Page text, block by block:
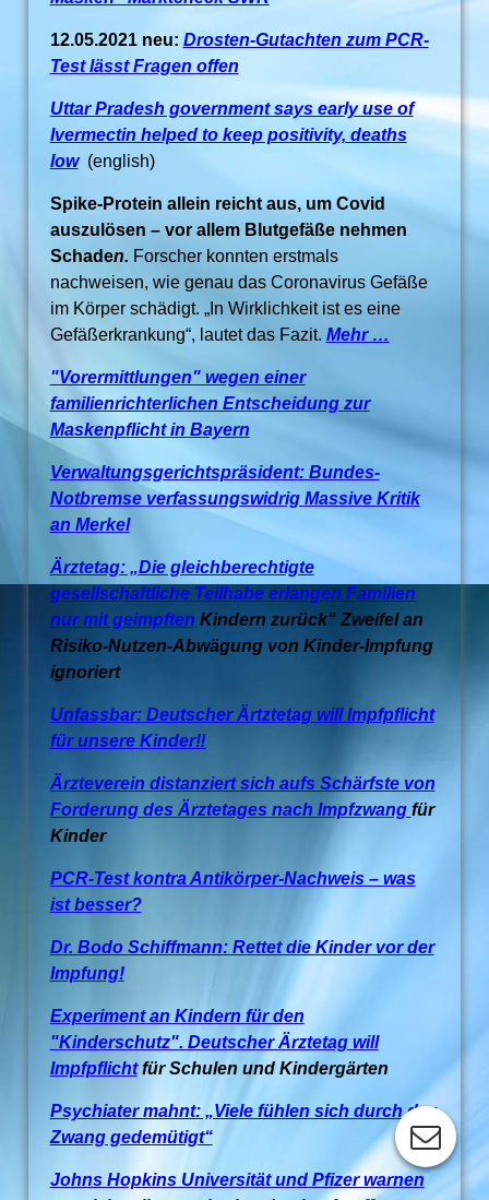
12.05.2021 neu: Drosten-Gutachten zum PCR-
Test lässt Fragen offen
Uttar Pradesh government says early use of
Ivermectin helped to keep positivity, deaths
low(english)
Spike-Protein allein reicht aus, um Covid
auszulösen – vor allem Blutgefäße nehmen
Schaden. Forscher konnten erstmals
nachweisen, wie genau das Coronavirus Gefäße
im Körper schädigt. „In Wirklichkeit ist es eine
Gefäßerkrankung“, lautet das Fazit. Mehr …
"Vorermittlungen" wegen einer
familienrichterlichen Entscheidung zur
Maskenpflicht in Bayern
Verwaltungsgerichtspräsident: Bundes-
Notbremse verfassungswidrig Massive Kritik
an Merkel
Ärztetag: „Die gleichberechtigte
gesellschaftliche Teilhabe erlangen Familien
nur mit geimpften Kindern zurück“ Zweifel an
Risiko-Nutzen-Abwägung von Kinder-Impfung
ignoriert
Unfassbar: Deutscher Ärtztetag will Impfpflicht
für unsere Kinder‼️
Ärzteverein distanziert sich aufs Schärfste von
Forderung des Ärztetages nach Impfzwang für
Kinder
PCR-Test kontra Antikörper-Nachweis – was
ist besser?
Dr. Bodo Schiffmann: Rettet die Kinder vor der
Impfung!
Experiment an Kindern für den
"Kinderschutz". Deutscher Ärztetag will
Impfpflichtfür Schulen und Kindergärten
Psychiater mahnt: „Viele fühlen sich durch den
Zwang gedemütigt“
Johns Hopkins Universität und Pfizer warnen